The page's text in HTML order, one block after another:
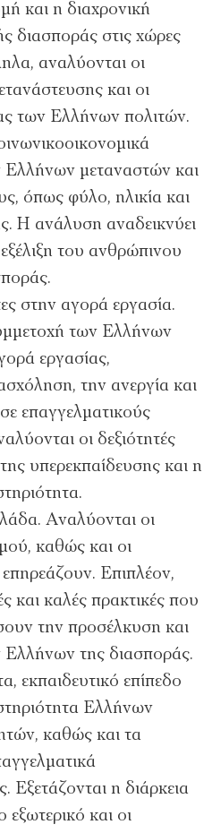
και η διαχρονική
διασποράς στις χώρες
αναλύονται οι
και οι
των Ελλήνων πολιτών.
Ελλήνων μεταναστών και
όπως φύλο, ηλικία και
Η ανάλυση αναδεικνύει
του ανθρώπινου
στην αγορά εργασία.
των Ελλήνων
εργασίας,
την ανεργία και
επαγγελματικούς
οι δεξιότητές
υπερεκπαίδευσης και η
Αναλύονται οι
καθώς και οι
Επιπλέον,
και καλές πρακτικές που
την προσέλκυση και
Ελλήνων της διασποράς.
εκπαιδευτικό επίπεδο
Ελλήνων
καθώς και τα
Εξετάζονται η διάρκεια
και οι